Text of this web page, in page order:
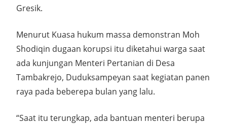
Gresik.
Menurut Kuasa hukum massa demonstran Moh
Shodiqin dugaan korupsi itu diketahui warga saat
ada kunjungan Menteri Pertanian di Desa
Tambakrejo, Duduksampeyan saat kegiatan panen
raya pada beberepa bulan yang lalu.
“Saat itu terungkap, ada bantuan menteri berupa